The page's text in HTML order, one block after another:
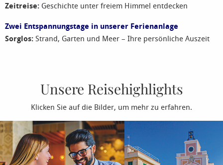
Zeitreise: Geschichte unter freiem Himmel entdecken
Zwei Entspannungstage in unserer Ferienanlage
Sorglos: Strand, Garten und Meer – Ihre persönliche Auszeit
Unsere Reisehighlights
Klicken Sie auf die Bilder, um mehr zu erfahren.